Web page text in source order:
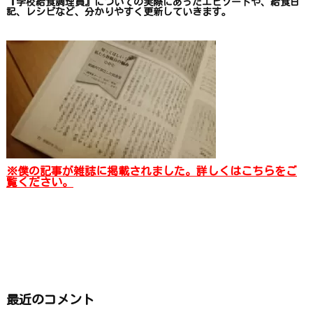
『学校給食調理員』についての実際にあったエピソードや、 給食日
記、レシピなど、 分かりやすく更新していきます。
※僕の記事が雑誌に掲載されました。詳しくはこちらをご
覧ください。
最近のコメント